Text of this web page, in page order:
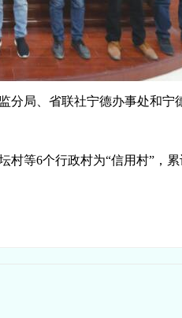
分局、省联社宁德办事处和宁
等6个行政村为“信用村”，